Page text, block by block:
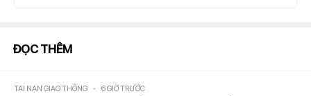
ĐỌC THÊM
TAI NẠN GIAO THÔNG - 6 GIỜ TRƯỚC